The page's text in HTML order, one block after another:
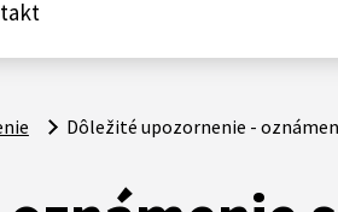
Dôležité upozornenie -